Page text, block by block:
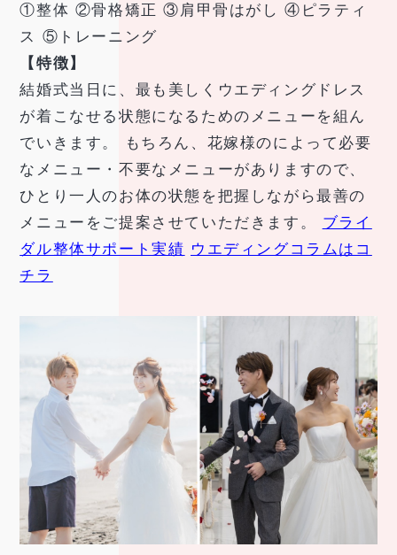
①整体 ②骨格矯正 ③肩甲骨はがし ④ピラティ
ス ⑤トレーニング
【特徴】
結婚式当日に、最も美しくウエディングドレス
が着こなせる状態になるためのメニューを組ん
でいきます。 もちろん、花嫁様のによって必要
なメニュー・不要なメニューがありますので、
ひとり一人のお体の状態を把握しながら最善の
メニューをご提案させていただきます。 ブライ
ダル整体サポート実績 ウエディングコラムはコ
チラ